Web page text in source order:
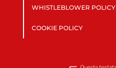
WHISTLEBLOWER POLICY
COOKIE POLICY